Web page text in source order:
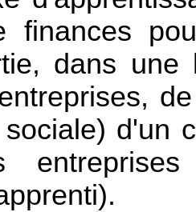
finances
dans
d'un